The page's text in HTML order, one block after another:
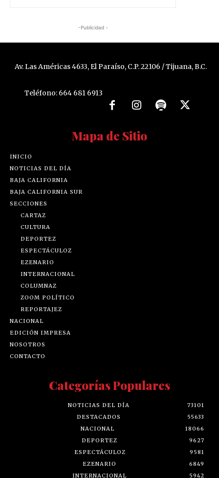
-Publicidad -
Av. Las Américas 4633, El Paraíso, C.P. 22106 / Tijuana, B.C.
Teléfono: 664 681 6913
Mapa de Sitio
INICIO
NOTICIAS DEL DÍA
BAJA CALIFORNIA
BAJA CALIFORNIA SUR
SECCIONES
CARTAZ
CULTURA
DEPORTEZ
ESPECTÁCULOZ
EZENARIO
INTERNACIONAL
COLUMNAZ
ZOOM POLÍTICO
REPORTAJEZ
NACIONAL
EDICIÓN IMPRESA
NOSOTROS
CONTACTO
Categorías Populares
NOTICIAS DEL DÍA
73101
DESTACADOS
55633
NACIONAL
18066
DEPORTEZ
9627
ESPECTÁCULOZ
9581
EZENARIO
6849
INTERNACIONAL
5942